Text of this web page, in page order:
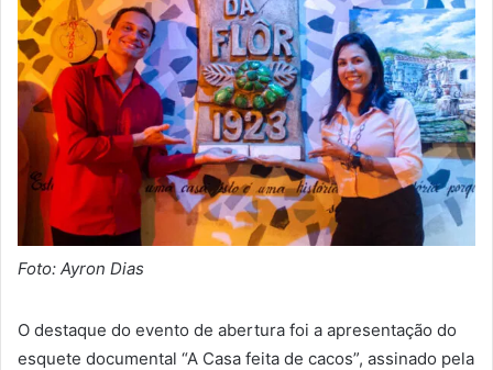
Foto: Ayron Dias
O destaque do evento de abertura foi a apresentação do
esquete documental “A Casa feita de cacos”, assinado pela